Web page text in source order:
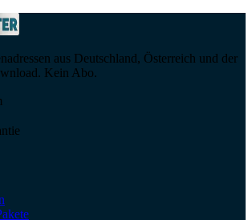
aus Deutschland, Österreich und der
Kein Abo.